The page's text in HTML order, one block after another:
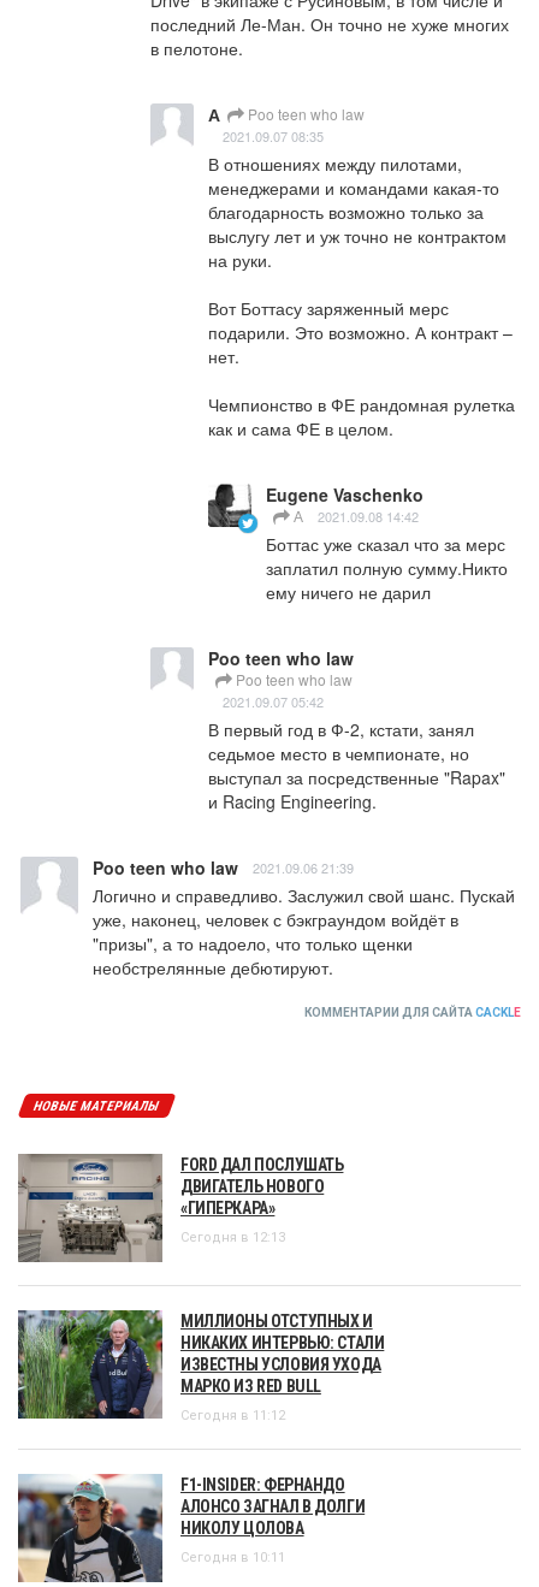
последний Ле-Ман. Он точно не хуже многих
в пелотоне.
А Poo teen who law
2021.09.07 08:35
В отношениях между пилотами,
менеджерами и командами какая-то
благодарность возможно только за
выслугу лет и уж точно не контрактом
на руки.
Вот Боттасу заряженный мерс
подарили. Это возможно. А контракт –
нет.
Чемпионство в ФЕ рандомная рулетка
как и сама ФЕ в целом.
Eugene Vaschenko
А 2021.09.08 14:42
Боттас уже сказал что за мерс
заплатил полную сумму.Никто
ему ничего не дарил
Poo teen who law
Poo teen who law
2021.09.07 05:42
В первый год в Ф-2, кстати, занял
седьмое место в чемпионате, но
выступал за посредственные "Rapax"
и Racing Engineering.
Poo teen who law 2021.09.06 21:39
Логично и справедливо. Заслужил свой шанс. Пускай
уже, наконец, человек с бэкграундом войдёт в
"призы", а то надоело, что только щенки
необстрелянные дебютируют.
КОММЕНТАРИИ ДЛЯ САЙТА CACKLE
НОВЫЕ МАТЕРИАЛЫ
FORD ДАЛ ПОСЛУШАТЬ
ДВИГАТЕЛЬ НОВОГО
«ГИПЕРКАРА»
Сегодня в 12:13
МИЛЛИОНЫ ОТСТУПНЫХ И
НИКАКИХ ИНТЕРВЬЮ: СТАЛИ
ИЗВЕСТНЫ УСЛОВИЯ УХОДА
МАРКО ИЗ RED BULL
Сегодня в 11:12
F1-INSIDER: ФЕРНАНДО
АЛОНСО ЗАГНАЛ В ДОЛГИ
НИКОЛУ ЦОЛОВА
Сегодня в 10:11